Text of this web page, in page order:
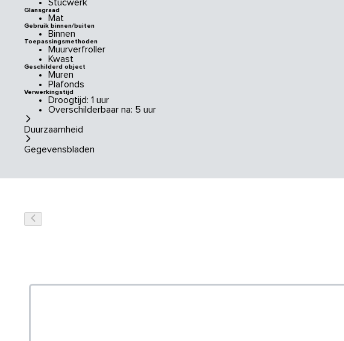
Stucwerk
Glansgraad
Mat
Gebruik binnen/buiten
Binnen
Toepassingsmethoden
Muurverfroller
Kwast
Geschilderd object
Muren
Plafonds
Verwerkingstijd
Droogtijd: 1 uur
Overschilderbaar na: 5 uur
Duurzaamheid
Gegevensbladen